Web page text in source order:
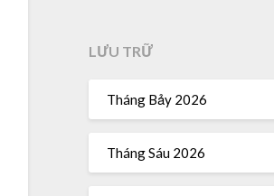
LƯU TRỮ
Tháng Bảy 2026
Tháng Sáu 2026